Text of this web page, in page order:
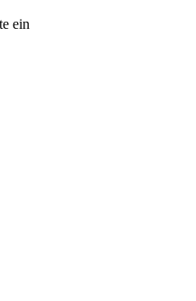
ein